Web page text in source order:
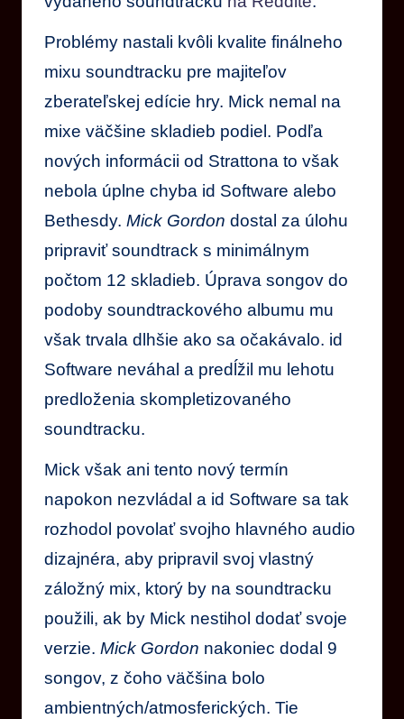
Problémy nastali kvôli kvalite finálneho
mixu soundtracku pre majiteľov
zberateľskej edície hry. Mick nemal na
mixe väčšine skladieb podiel. Podľa
nových informácii od Strattona to však
nebola úplne chyba id Software alebo
Bethesdy. Mick Gordon dostal za úlohu
pripraviť soundtrack s minimálnym
počtom 12 skladieb. Úprava songov do
podoby soundtrackového albumu mu
však trvala dlhšie ako sa očakávalo. id
Software neváhal a predĺžil mu lehotu
predloženia skompletizovaného
soundtracku.
Mick však ani tento nový termín
napokon nezvládal a id Software sa tak
rozhodol povolať svojho hlavného audio
dizajnéra, aby pripravil svoj vlastný
záložný mix, ktorý by na soundtracku
použili, ak by Mick nestihol dodať svoje
verzie. Mick Gordon nakoniec dodal 9
songov, z čoho väčšina bolo
ambientných/atmosferických. Tie